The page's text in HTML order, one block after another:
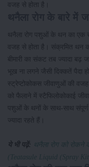
वजह से होता है।
थनैला रोग पशुओं के थन का एक
वजह से होता है। संक्रमित थन
बीमारी का संकट तब ज्यादा
भूख ना लगने जैसी दिक्कतें पैदा
स्ट्रेप्टोकोकस जीवाणुओं की
को फैलाने में स्टैफिलोकोकाई
पशुओं के थनों के साथ-साथ संपूर्ण
ज्यादा रहते हैं।
ये भी पढ़ें:
थनैला रोग को रोकने
(Teatasule Liquid (Spray